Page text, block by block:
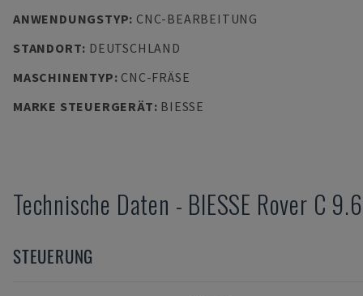
ANWENDUNGSTYP: CNC-BEARBEITUNG
STANDORT: DEUTSCHLAND
MASCHINENTYP: CNC-FRÄSE
MARKE STEUERGERÄT: BIESSE
Technische Daten - BIESSE Rover C
STEUERUNG